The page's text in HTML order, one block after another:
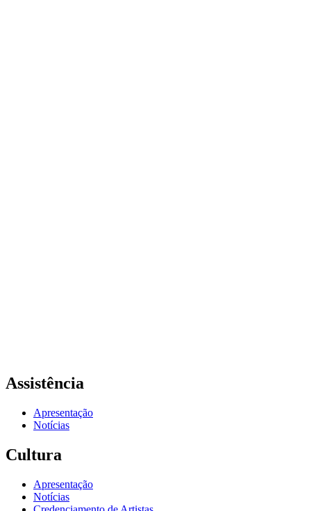
Assistência
Apresentação
Notícias
Cultura
Apresentação
Notícias